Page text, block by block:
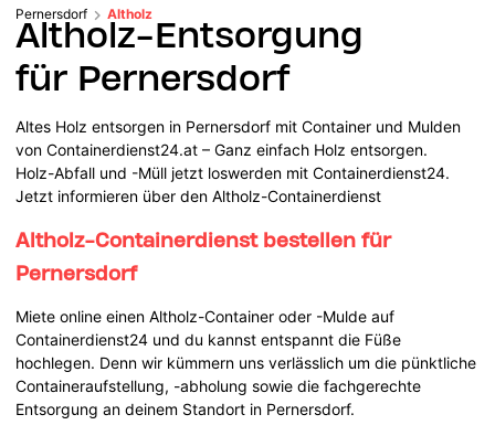
Pernersdorf
Altholz
Altholz-Entsorgung
für Pernersdorf
Altes Holz entsorgen in Pernersdorf mit Container und Mulden
von Containerdienst24.at – Ganz einfach Holz entsorgen.
Holz-Abfall und -Müll jetzt loswerden mit Containerdienst24.
Jetzt informieren über den Altholz-Containerdienst
Altholz-Containerdienst bestellen für
Pernersdorf
Miete online einen Altholz-Container oder -Mulde auf
Containerdienst24 und du kannst entspannt die Füße
hochlegen. Denn wir kümmern uns verlässlich um die pünktliche
Containeraufstellung, -abholung sowie die fachgerechte
Entsorgung an deinem Standort in Pernersdorf.